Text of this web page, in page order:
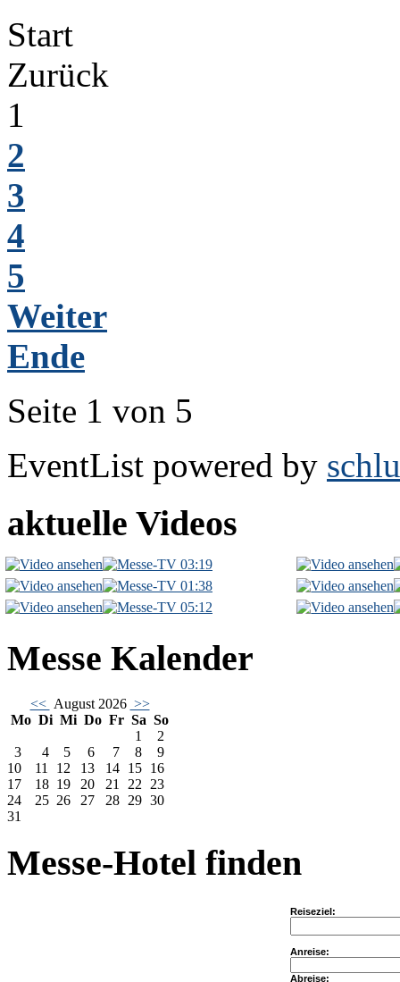
Start
Zurück
1
2
3
4
5
Weiter
Ende
Seite 1 von 5
EventList powered by
aktuelle Videos
03:19
01:38
05:12
Messe Kalender
<< August 2026 >>
Mo Di Mi Do Fr Sa So
1
2
3
4 5 6 7 8
9
10
11 12 13 14 15 16
17
18 19 20 21 22
23
24
25 26 27 28 29 30
31
Messe-Hotel finden
Reiseziel:
Anreise:
Abreise: